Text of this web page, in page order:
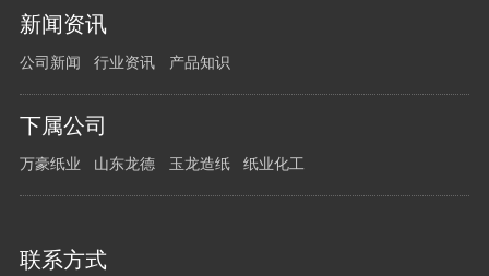
新闻资讯
公司新闻 行业资讯 产品知识
下属公司
万豪纸业 山东龙德 玉龙造纸 纸业化工
联系方式